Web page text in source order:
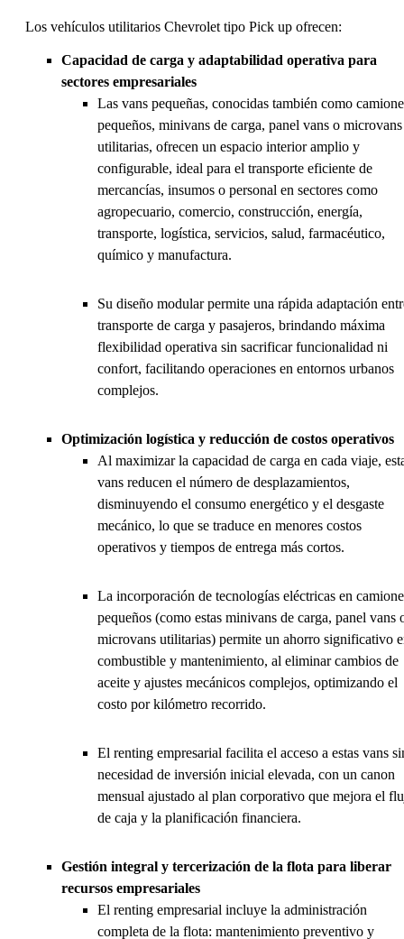
Los vehículos utilitarios Chevrolet tipo Pick up ofrecen:
Capacidad de carga y adaptabilidad operativa para
sectores empresariales
Las vans pequeñas, conocidas también como
pequeños, minivans de carga, panel vans o microvans
utilitarias, ofrecen un espacio interior amplio y
configurable, ideal para el transporte eficiente de
mercancías, insumos o personal en sectores como
agropecuario, comercio, construcción, energía,
transporte, logística, servicios, salud, farmacéutico,
químico y manufactura.
Su diseño modular permite una rápida adaptación
transporte de carga y pasajeros, brindando máxima
flexibilidad operativa sin sacrificar funcionalidad ni
confort, facilitando operaciones en entornos urbanos
complejos.
Optimización logística y reducción de costos operativos
Al maximizar la capacidad de carga en cada viaje,
vans reducen el número de desplazamientos,
disminuyendo el consumo energético y el desgaste
mecánico, lo que se traduce en menores costos
operativos y tiempos de entrega más cortos.
La incorporación de tecnologías eléctricas en
pequeños (como estas minivans de carga, panel vans
microvans utilitarias) permite un ahorro significativo
combustible y mantenimiento, al eliminar cambios de
aceite y ajustes mecánicos complejos, optimizando el
costo por kilómetro recorrido.
El renting empresarial facilita el acceso a estas vans
necesidad de inversión inicial elevada, con un canon
mensual ajustado al plan corporativo que mejora el
de caja y la planificación financiera.
Gestión integral y tercerización de la flota para liberar
recursos empresariales
El renting empresarial incluye la administración
completa de la flota: mantenimiento preventivo y